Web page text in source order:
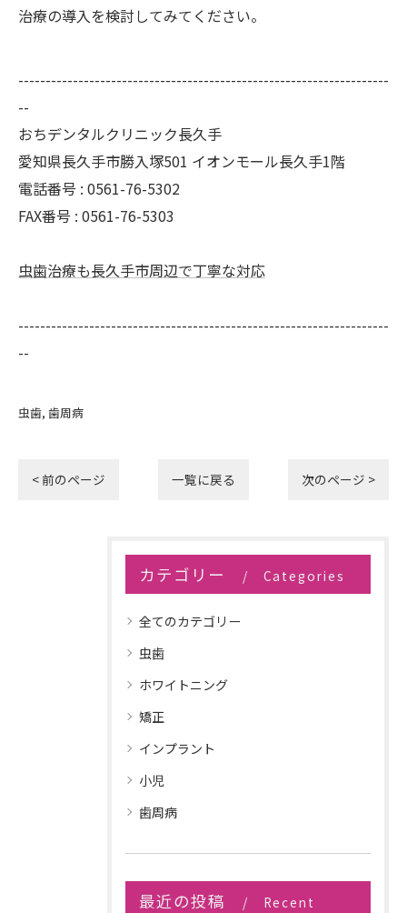
治療の導入を検討してみてください。
--------------------------------------------------------------------
--
おちデンタルクリニック長久手
愛知県長久手市勝入塚501 イオンモール長久手1階
電話番号 : 0561-76-5302
FAX番号 : 0561-76-5303
虫歯治療も長久手市周辺で丁寧な対応
--------------------------------------------------------------------
--
虫歯 歯周病
< 前のページ 一覧に戻る 次のページ >
カテゴリー Categories
全てのカテゴリー
虫歯
ホワイトニング
矯正
インプラント
小児
歯周病
最近の投稿
Recent